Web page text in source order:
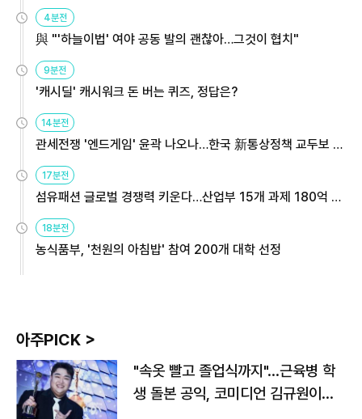
4분전
與 "'하늘이법' 여야 공동 발의 괜찮아…그것이 협치"
9분전
'캐시딜' 캐시워크 돈 버는 퀴즈, 정답은?
14분전
관세전쟁 '엔드게임' 윤곽 나오나…한국 新통상정책 교두보 활
17분전
섬유패션 글로벌 경쟁력 키운다…산업부 15개 과제 180억 지
18분전
농식품부, '천원의 아침밥' 참여 200개 대학 선정
아주PICK >
"속옷 빨고 졸업식까지"…근육병 학
생 돌본 공익, 코미디언 김규원이었